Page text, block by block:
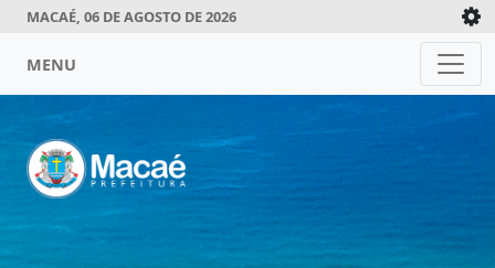
MACAÉ, 06 DE AGOSTO DE 2026
MENU